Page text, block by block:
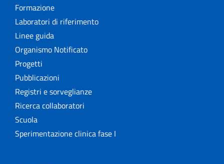
Formazione
Laboratori di riferimento
Linee guida
Organismo Notificato
Progetti
Pubblicazioni
Registri e sorveglianze
Ricerca collaboratori
Scuola
Sperimentazione clinica fase I